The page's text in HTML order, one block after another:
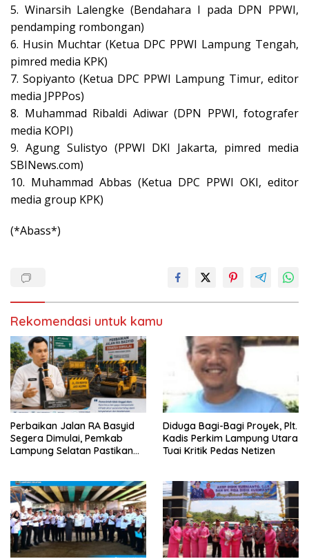
5. Winarsih Lalengke (Bendahara I pada DPN PPWI,
pendamping rombongan)
6. Husin Muchtar (Ketua DPC PPWI Lampung Tengah,
pimred media KPK)
7. Sopiyanto (Ketua DPC PPWI Lampung Timur, editor
media JPPPos)
8. Muhammad Ribaldi Adiwar (DPN PPWI, fotografer
media KOPI)
9. Agung Sulistyo (PPWI DKI Jakarta, pimred media
SBINews.com)
10. Muhammad Abbas (Ketua DPC PPWI OKI, editor
media group KPK)
(*Abass*)
Rekomendasi untuk kamu
Perbaikan Jalan RA Basyid
Segera Dimulai, Pemkab
Lampung Selatan Pastikan
Diduga Bagi-Bagi Proyek, Plt.
Kadis Perkim Lampung Utara
Tuai Kritik Pedas Netizen